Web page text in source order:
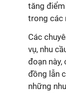
tăng
trong các
Các
vụ, nhu
đoạn
đồng lẫn
những